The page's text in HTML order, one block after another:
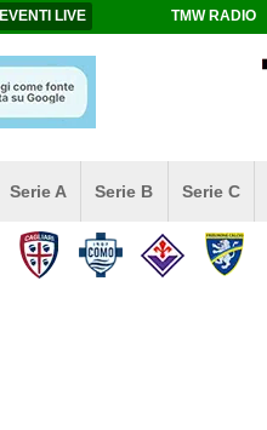
EVENTI LIVE TMW RADIO
Serie A Serie B Serie C